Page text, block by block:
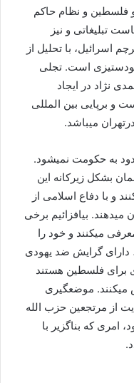
فلسطین و نظام حاکم
تبلیغاتی و نیز
اسرائیل، با تحلیل از
است. تجلی
نژاد در ایجاد
و برپایی بین المللی
میباشد.
به حکومت نمیشود.
بشکل زیرکانه این
و با دفاع اسلامی از
بیافزائیم برخی
میکنند و خود را
دارای گرایش ضد یهودی
برای فلسطین هستند
میکنند. موضعگیری
از مرتجعین حزب الله
امری که بناگزیر با